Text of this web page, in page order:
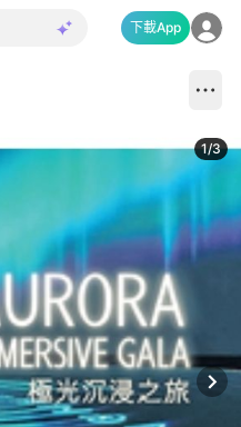
下載App
1/3